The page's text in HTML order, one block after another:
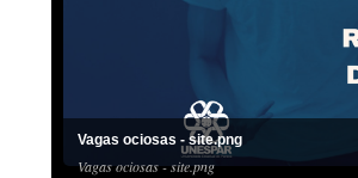
Vagas ociosas - site.png
Vagas ociosas - site.png